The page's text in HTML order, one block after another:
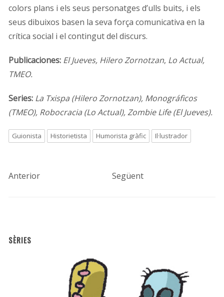
colors plans i els seus personatges d’ulls buits, i els
seus dibuixos basen la seva força comunicativa en la
crítica social i el contingut del discurs.
Publicaciones: El Jueves, Hilero Zornotzan, Lo Actual,
TMEO.
Series: La Txispa (Hilero Zornotzan), Monográficos
(TMEO), Robocracia (Lo Actual), Zombie Life (El Jueves).
Guionista Historietista Humorista gràfic Il·lustrador
Anterior Següent
SÈRIES